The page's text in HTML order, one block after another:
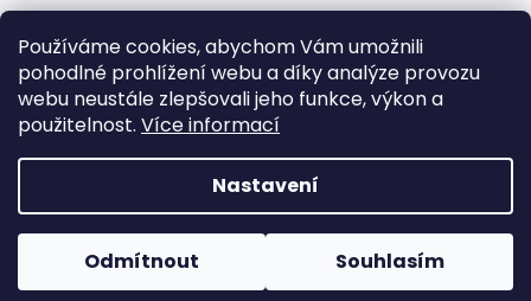
Používáme cookies, abychom Vám umožnili
pohodlné prohlížení webu a díky analýze provozu
webu neustále zlepšovali jeho funkce, výkon a
použitelnost. Více informací
Nastavení
Odmítnout Souhlasím
Sledovat na Instagramu
Copyright 2026Poctivý komín. Všechna práva
vyhrazena.
Upravit nastavení cookies